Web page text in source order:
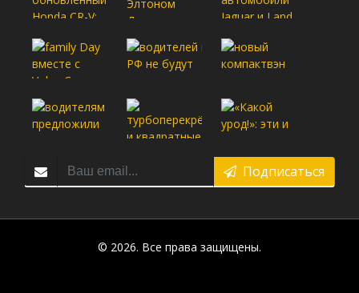
Подписаться
© 2026. Все права защищены.